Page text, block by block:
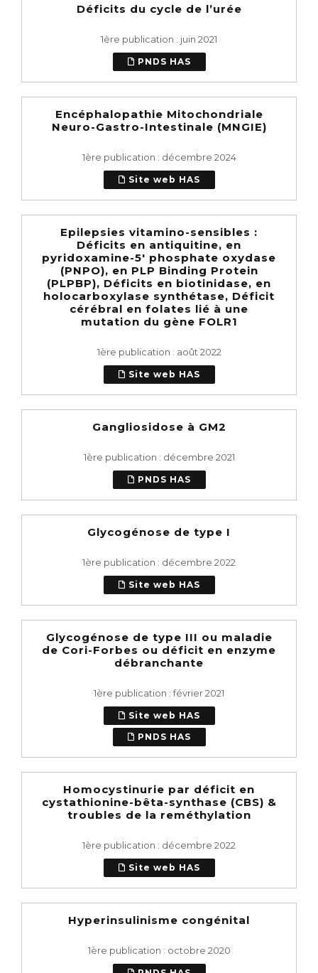
Déficits du cycle de l’urée
1ère publication : juin 2021
PNDS HAS
Encéphalopathie Mitochondriale
Neuro-Gastro-Intestinale (MNGIE)
1ère publication : décembre 2024
Site web HAS
Epilepsies vitamino-sensibles :
Déficits en antiquitine, en
pyridoxamine-5' phosphate oxydase
(PNPO), en PLP Binding Protein
(PLPBP), Déficits en biotinidase, en
holocarboxylase synthétase, Déficit
cérébral en folates lié à une
mutation du gène FOLR1
1ère publication : août 2022
Site web HAS
Gangliosidose à GM2
1ère publication : décembre 2021
PNDS HAS
Glycogénose de type I
1ère publication : décembre 2022
Site web HAS
Glycogénose de type III ou maladie
de Cori-Forbes ou déficit en enzyme
débranchante
1ère publication : février 2021
Site web HAS
PNDS HAS
Homocystinurie par déficit en
cystathionine-bêta-synthase (CBS) &
troubles de la reméthylation
1ère publication : décembre 2022
Site web HAS
Hyperinsulinisme congénital
1ère publication : octobre 2020